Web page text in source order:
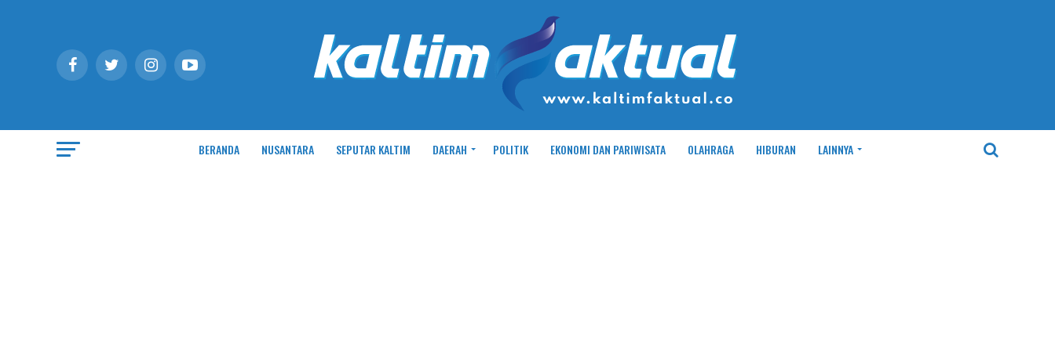
BERANDA NUSANTARA SEPUTAR KALTIM DAERAH POLITIK EKONOMI DAN PARIWISATA OLAHRAGA HIBURAN LAINNYA